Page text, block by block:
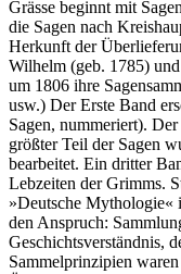
Grässe beginnt mit
die Sagen nach
Herkunft der
Wilhelm (geb. 1785)
um 1806 ihre
usw.) Der Erste Band
Sagen, nummeriert).
größter Teil der Sagen
bearbeitet. Ein dritter
Lebzeiten der Grimms.
»Deutsche Mythologie«
den Anspruch:
Geschichtsverständnis,
Sammelprinzipien